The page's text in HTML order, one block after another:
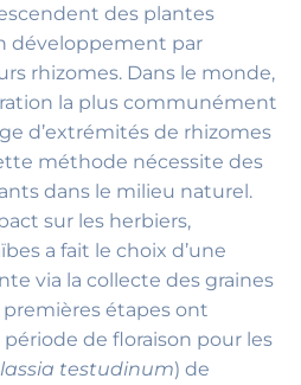
des plantes
développement par
rhizomes. Dans le monde,
la plus communément
d’extrémités de rhizomes
méthode nécessite des
dans le milieu naturel.
sur les herbiers,
a fait le choix d’une
via la collecte des graines
premières étapes ont
de floraison pour les
testudinum) de